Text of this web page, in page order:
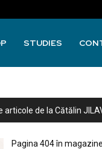
STUDIES
articole de la Cătălin
Pagina 404 în